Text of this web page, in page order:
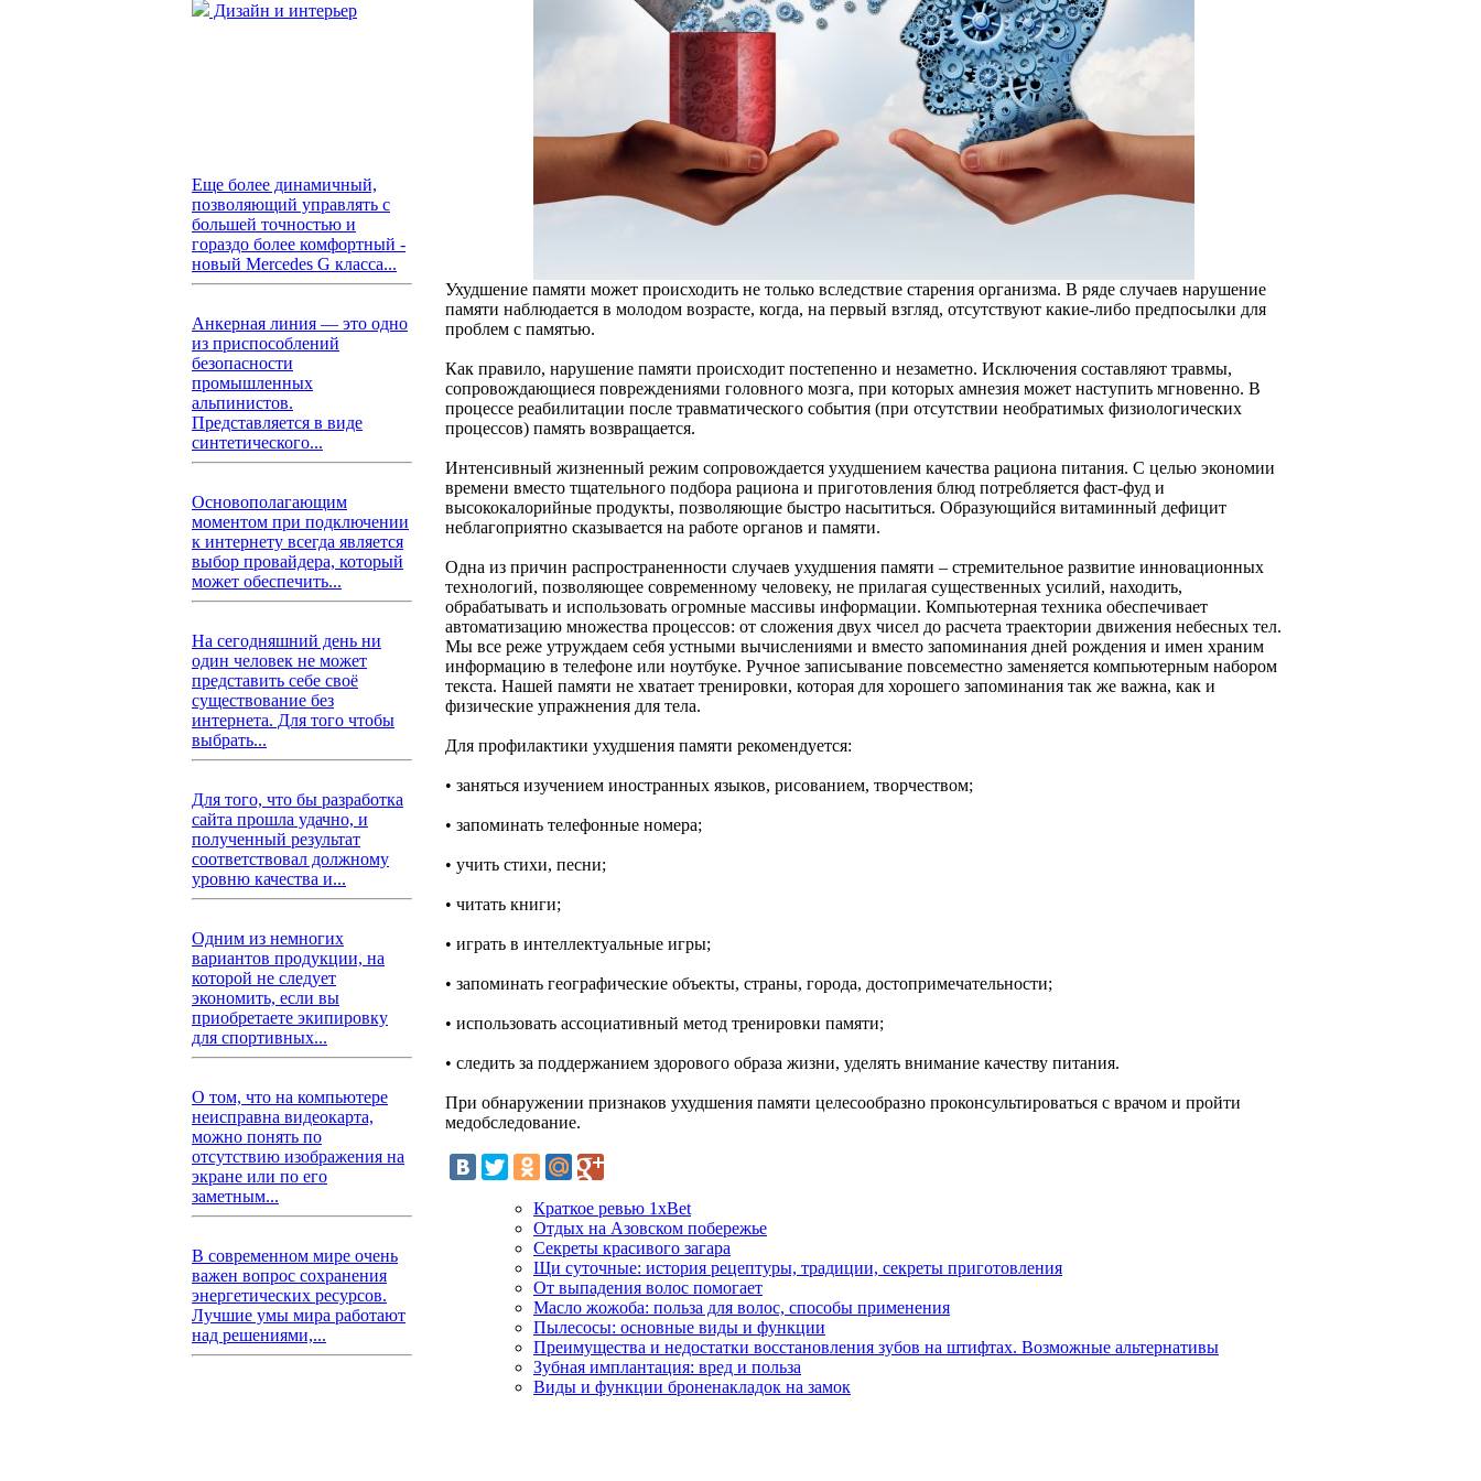
Дизайн и интерьер
Еще более динамичный,
позволяющий управлять с
большей точностью и
гораздо более комфортный -
новый Mercedes G класса...
Анкерная линия — это одно
из приспособлений
безопасности
промышленных
альпинистов.
Представляется в виде
синтетического...
Основополагающим
моментом при подключении
к интернету всегда является
выбор провайдера, который
может обеспечить...
На сегодняшний день ни
один человек не может
представить себе своё
существование без
интернета. Для того чтобы
выбрать...
Для того, что бы разработка
сайта прошла удачно, и
полученный результат
соответствовал должному
уровню качества и...
Одним из немногих
вариантов продукции, на
которой не следует
экономить, если вы
приобретаете экипировку
для спортивных...
О том, что на компьютере
неисправна видеокарта,
можно понять по
отсутствию изображения на
экране или по его
заметным...
В современном мире очень
важен вопрос сохранения
энергетических ресурсов.
Лучшие умы мира работают
над решениями,...
Ухудшение памяти может происходить не только вследствие старения организма. В ряде случаев нарушение
памяти наблюдается в молодом возрасте, когда, на первый взгляд, отсутствуют какие-либо предпосылки для
проблем с памятью.
Как правило, нарушение памяти происходит постепенно и незаметно. Исключения составляют травмы,
сопровождающиеся повреждениями головного мозга, при которых амнезия может наступить мгновенно. В
процессе реабилитации после травматического события (при отсутствии необратимых физиологических
процессов) память возвращается.
Интенсивный жизненный режим сопровождается ухудшением качества рациона питания. С целью экономии
времени вместо тщательного подбора рациона и приготовления блюд потребляется фаст-фуд и
высококалорийные продукты, позволяющие быстро насытиться. Образующийся витаминный дефицит
неблагоприятно сказывается на работе органов и памяти.
Одна из причин распространенности случаев ухудшения памяти – стремительное развитие инновационных
технологий, позволяющее современному человеку, не прилагая существенных усилий, находить,
обрабатывать и использовать огромные массивы информации. Компьютерная техника обеспечивает
автоматизацию множества процессов: от сложения двух чисел до расчета траектории движения небесных тел.
Мы все реже утруждаем себя устными вычислениями и вместо запоминания дней рождения и имен храним
информацию в телефоне или ноутбуке. Ручное записывание повсеместно заменяется компьютерным набором
текста. Нашей памяти не хватает тренировки, которая для хорошего запоминания так же важна, как и
физические упражнения для тела.
Для профилактики ухудшения памяти рекомендуется:
• заняться изучением иностранных языков, рисованием, творчеством;
• запоминать телефонные номера;
• учить стихи, песни;
• читать книги;
• играть в интеллектуальные игры;
• запоминать географические объекты, страны, города, достопримечательности;
• использовать ассоциативный метод тренировки памяти;
• следить за поддержанием здорового образа жизни, уделять внимание качеству питания.
При обнаружении признаков ухудшения памяти целесообразно проконсультироваться с врачом и пройти
медобследование.
Краткое ревью 1xBet
Отдых на Азовском побережье
Секреты красивого загара
Щи суточные: история рецептуры, традиции, секреты приготовления
От выпадения волос помогает
Масло жожоба: польза для волос, способы применения
Пылесосы: основные виды и функции
Преимущества и недостатки восстановления зубов на штифтах. Возможные альтернативы
Зубная имплантация: вред и польза
Виды и функции броненакладок на замок